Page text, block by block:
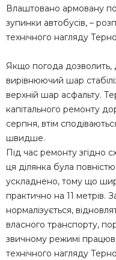
Влаштовано армовану
зупинки автобусів, –
технічного нагляду
Якщо погода дозволить,
вирівнюючий шар
верхній шар асфальту.
капітального ремонту
серпня, втім
швидше.
Під час ремонту згідно
ця ділянка була
ускладнено, тому що
практично на 11 метрів.
нормалізується,
власного транспорту,
звичному режимі
технічного нагляду